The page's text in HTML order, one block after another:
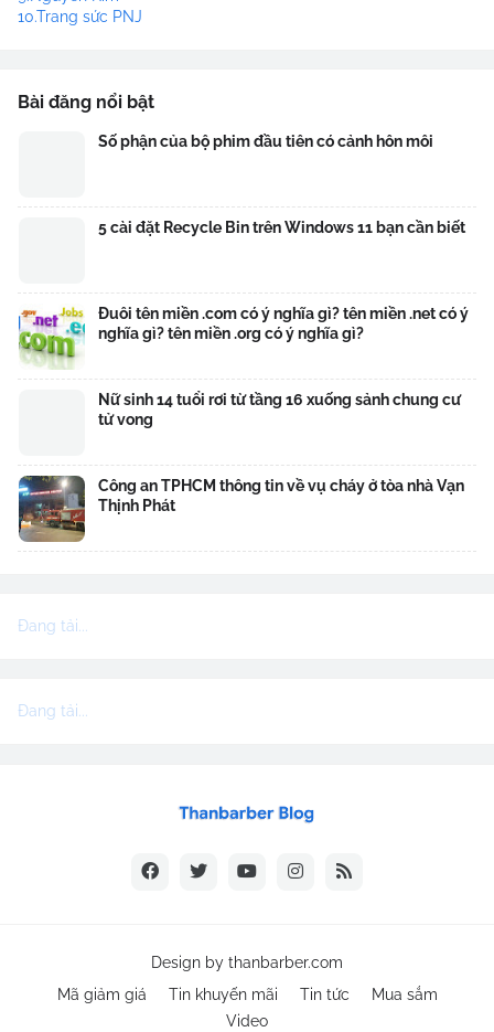
10.Trang sức PNJ
Bài đăng nổi bật
Số phận của bộ phim đầu tiên có cảnh hôn môi
5 cài đặt Recycle Bin trên Windows 11 bạn cần biết
Đuôi tên miền .com có ý nghĩa gì? tên miền .net có ý
nghĩa gì? tên miền .org có ý nghĩa gì?
Nữ sinh 14 tuổi rơi từ tầng 16 xuống sảnh chung cư
tử vong
Công an TPHCM thông tin về vụ cháy ở tòa nhà Vạn
Thịnh Phát
Đang tải...
Đang tải...
Design by thanbarber.com
Mã giảm giá
Tin khuyến mãi Tin tức
Mua sắm
Video